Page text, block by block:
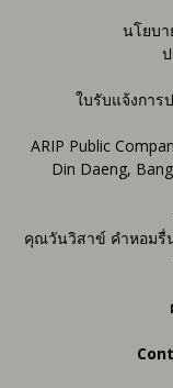
นโยบ
ใบรับแจ้งการ
ARIP Public
Din Daeng,
คุณวันวิสาข์ คำหอมรื่